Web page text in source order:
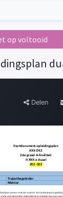
op voltooid